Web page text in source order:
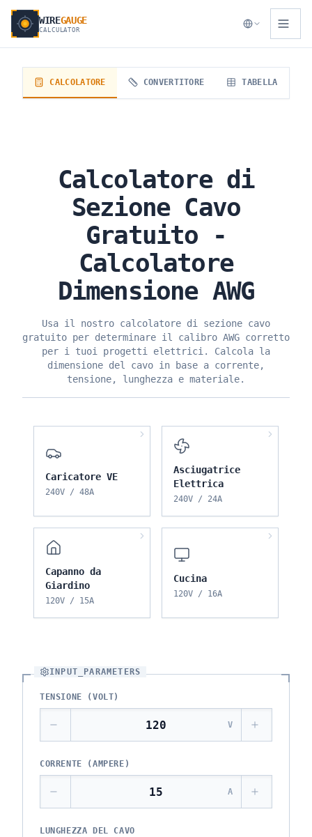
WIREGAUGE
CALCULATOR
CALCOLATORE CONVERTITORE TABELLA
Calcolatore di
Sezione Cavo
Gratuito -
Calcolatore
Dimensione AWG
Usa il nostro calcolatore di sezione cavo
gratuito per determinare il calibro AWG corretto
per i tuoi progetti elettrici. Calcola la
dimensione del cavo in base a corrente,
tensione, lunghezza e materiale.
Caricatore VE
240V / 48A
Asciugatrice
Elettrica
240V / 24A
Capanno da
Giardino
120V / 15A
Cucina
120V / 16A
INPUT_PARAMETERS
TENSIONE (VOLT)
V
CORRENTE (AMPERE)
A
LUNGHEZZA DEL CAVO